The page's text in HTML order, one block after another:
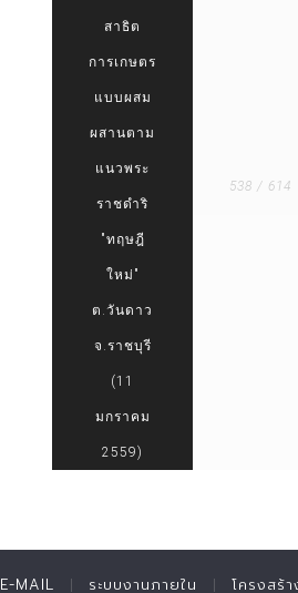
สาธิต
การเกษตร
แบบผสม
ผสานตาม
แนวพระ
ราชดำริ
"ทฤษฎี
ใหม่"
ต.วันดาว
จ.ราชบุรี
(11
มกราคม
2559)
538 / 614
E-MAIL ระบบงานภายใน โครงสร้า